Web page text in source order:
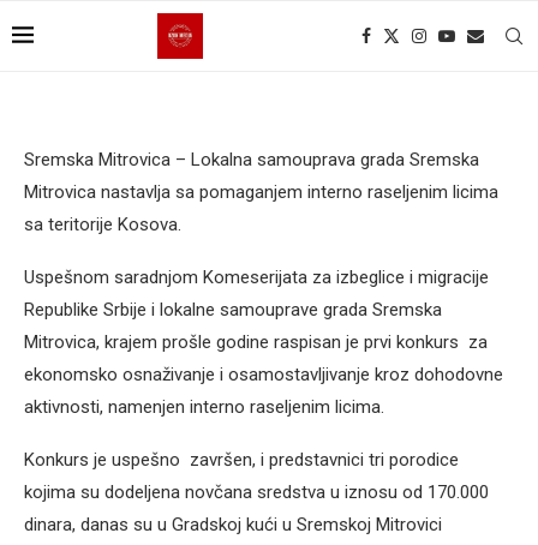
Sremska Mitrovica – Lokalna samouprava grada Sremska
Mitrovica nastavlja sa pomaganjem interno raseljenim licima
sa teritorije Kosova.
Uspešnom saradnjom Komeserijata za izbeglice i migracije
Republike Srbije i lokalne samouprave grada Sremska
Mitrovica, krajem prošle godine raspisan je prvi konkurs za
ekonomsko osnaživanje i osamostavljivanje kroz dohodovne
aktivnosti, namenjen interno raseljenim licima.
Konkurs je uspešno završen, i predstavnici tri porodice
kojima su dodeljena novčana sredstva u iznosu od 170.000
dinara, danas su u Gradskoj kući u Sremskoj Mitrovici